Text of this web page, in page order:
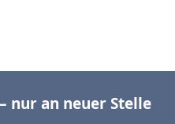
nur an neuer Stelle